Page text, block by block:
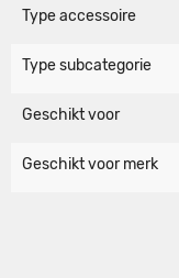
Type accessoire
Type subcategorie
Geschikt voor
Geschikt voor merk